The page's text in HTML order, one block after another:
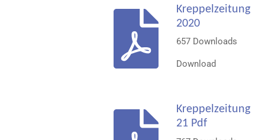
Kreppelzeitung
2020
657 Downloads
Download
Kreppelzeitung
21 Pdf